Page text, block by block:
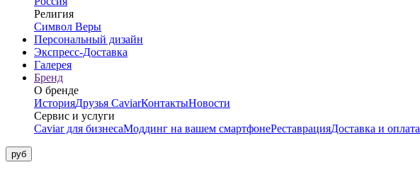
Религия
Символ Веры
Персональный дизайн
Экспресс-Доставка
Галерея
Бренд
О бренде
ИсторияДрузья CaviarКонтактыНовости
Сервис и услуги
Caviar для бизнесаМоддинг на вашем смартфонеРеставрацияДоставка и оплата
руб